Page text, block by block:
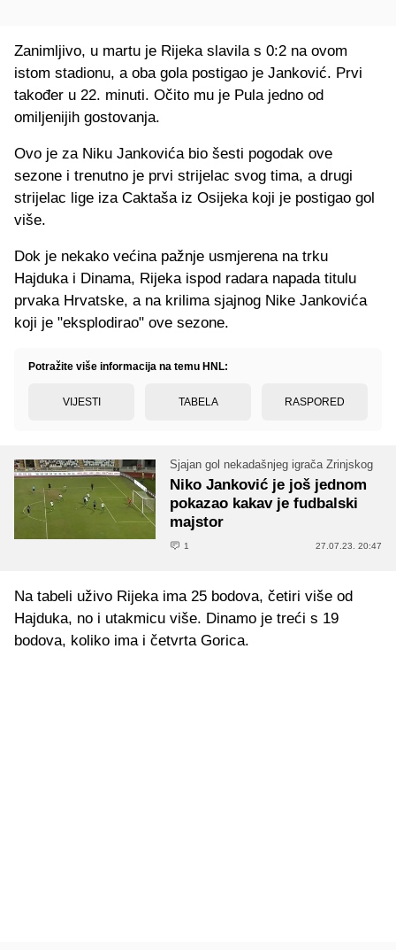
Zanimljivo, u martu je Rijeka slavila s 0:2 na ovom
istom stadionu, a oba gola postigao je Janković. Prvi
također u 22. minuti. Očito mu je Pula jedno od
omiljenijih gostovanja.
Ovo je za Niku Jankovića bio šesti pogodak ove
sezone i trenutno je prvi strijelac svog tima, a drugi
strijelac lige iza Caktaša iz Osijeka koji je postigao gol
više.
Dok je nekako većina pažnje usmjerena na trku
Hajduka i Dinama, Rijeka ispod radara napada titulu
prvaka Hrvatske, a na krilima sjajnog Nike Jankovića
koji je "eksplodirao" ove sezone.
Potražite više informacija na temu HNL:
VIJESTI TABELA RASPORED
Sjajan gol nekadašnjeg igrača Zrinjskog
Niko Janković je još jednom
pokazao kakav je fudbalski
majstor
1 27.07.23. 20:47
Na tabeli uživo Rijeka ima 25 bodova, četiri više od
Hajduka, no i utakmicu više. Dinamo je treći s 19
bodova, koliko ima i četvrta Gorica.